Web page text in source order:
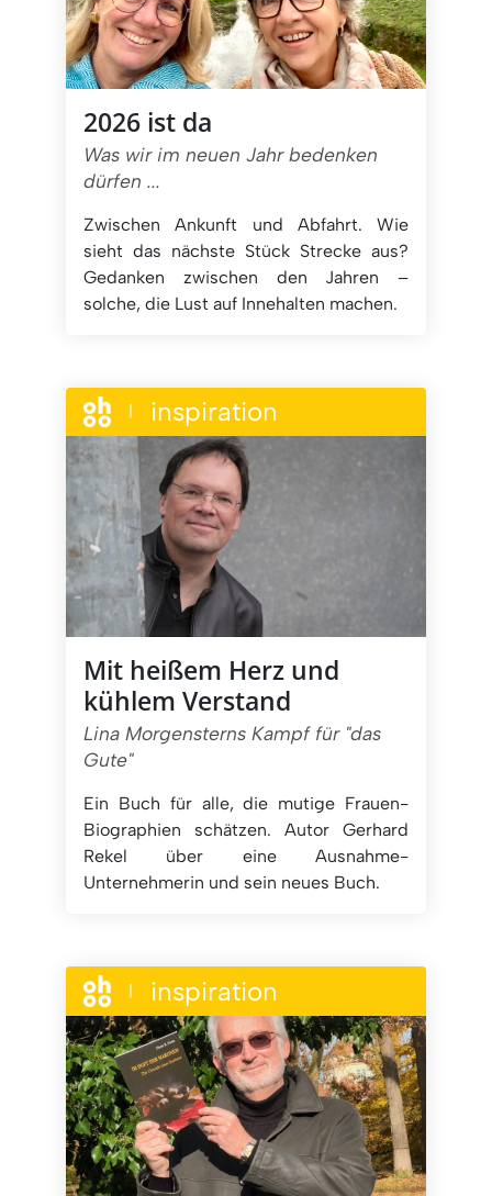
2026 ist da
Was wir im neuen Jahr bedenken
dürfen ...
Zwischen Ankunft und Abfahrt. Wie
sieht das nächste Stück Strecke aus?
Gedanken zwischen den Jahren –
solche, die Lust auf Innehalten machen.
inspiration
Mit heißem Herz und
kühlem Verstand
Lina Morgensterns Kampf für "das
Gute"
Ein Buch für alle, die mutige Frauen-
Biographien schätzen. Autor Gerhard
Rekel über eine Ausnahme-
Unternehmerin und sein neues Buch.
inspiration